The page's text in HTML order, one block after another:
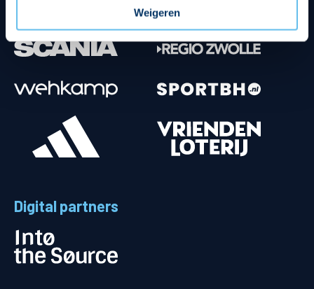
Weigeren
Digital partners